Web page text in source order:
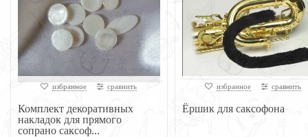
избранное сравнить
Комплект декоративных
накладок для прямого
сопрано саксоф...
избранное сравнить
Ёршик для саксофона